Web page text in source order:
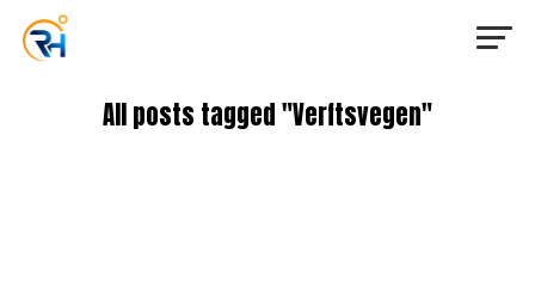
All posts tagged "Verftsvegen"